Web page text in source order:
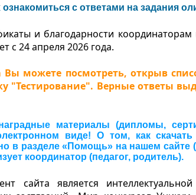
с ответами на задания
и благодарности
с 24 апреля 2026 года.
можете посмотреть, открыв
"Тестирование". Верные ответы
материалы (дипломы,
виде! О том, как
в разделе «Помощь» на нашем сайте
координатор (педагог, родитель).
сайта является